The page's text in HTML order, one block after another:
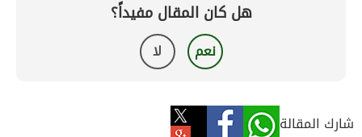
هل كان المقال مفيداً؟
نعم لا
شارك المقالة